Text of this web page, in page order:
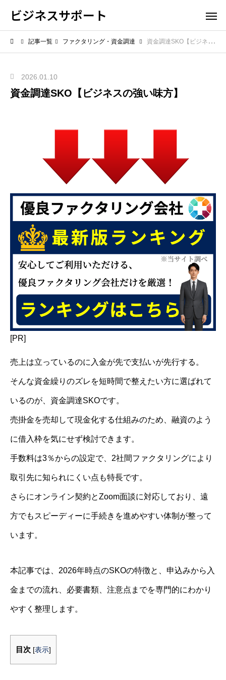
ビジネスサポート
記事一覧 ファクタリング・資金調達 資金調達SKO【ビジネスの強い味方】
2026.01.10
資金調達SKO【ビジネスの強い味方】
[PR]
売上は立っているのに入金が先で支払いが先行する。
そんな資金繰りのズレを短時間で整えたい方に選ばれて
いるのが、資金調達SKOです。
売掛金を売却して現金化する仕組みのため、融資のよう
に借入枠を気にせず検討できます。
手数料は3％からの設定で、2社間ファクタリングにより
取引先に知られにくい点も特長です。
さらにオンライン契約とZoom面談に対応しており、遠
方でもスピーディーに手続きを進めやすい体制が整って
います。
本記事では、2026年時点のSKOの特徴と、申込みから入
金までの流れ、必要書類、注意点までを専門的にわかり
やすく整理します。
目次 [表示]